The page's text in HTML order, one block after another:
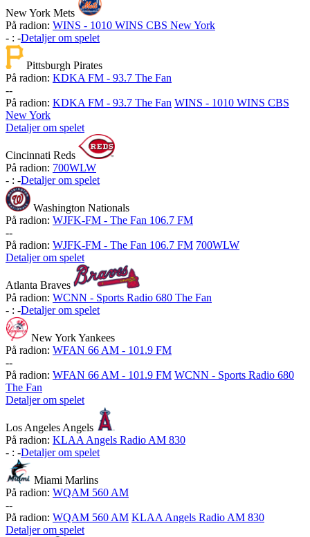
New York Mets
På radion: WINS - 1010 WINS CBS New York
- : -Detaljer om spelet
Pittsburgh Pirates
På radion: KDKA FM - 93.7 The Fan
--
På radion: KDKA FM - 93.7 The Fan WINS - 1010 WINS CBS
New York
Detaljer om spelet
Cincinnati Reds
På radion: 700WLW
- : -Detaljer om spelet
Washington Nationals
På radion: WJFK-FM - The Fan 106.7 FM
--
På radion: WJFK-FM - The Fan 106.7 FM 700WLW
Detaljer om spelet
Atlanta Braves
På radion: WCNN - Sports Radio 680 The Fan
- : -Detaljer om spelet
New York Yankees
På radion: WFAN 66 AM - 101.9 FM
--
På radion: WFAN 66 AM - 101.9 FM WCNN - Sports Radio 680
The Fan
Detaljer om spelet
Los Angeles Angels
På radion: KLAA Angels Radio AM 830
- : -Detaljer om spelet
Miami Marlins
På radion: WQAM 560 AM
--
På radion: WQAM 560 AM KLAA Angels Radio AM 830
Detaljer om spelet